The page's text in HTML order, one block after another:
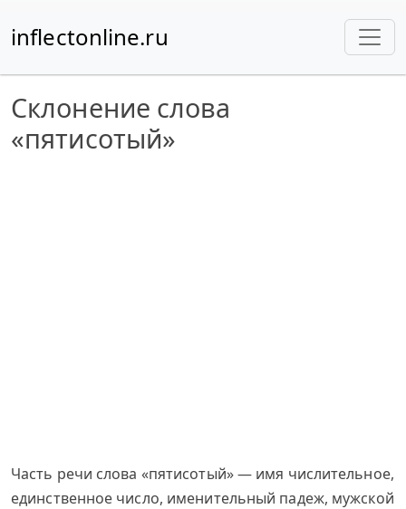
inflectonline.ru
Склонение слова
«пятисотый»
Часть речи слова «пятисотый» — имя числительное,
единственное число, именительный падеж, мужской